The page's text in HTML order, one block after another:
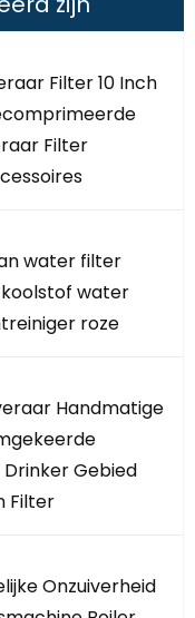
Filter 10 Inch
Filter
water filter
water
roze
Handmatige
Gebied
Filter
Onzuiverheid